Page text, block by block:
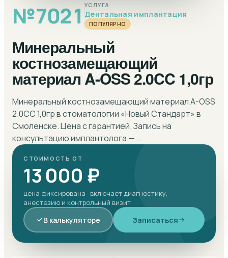
№7021 УСЛУГА
Дентальная имплантация
ПОПУЛЯРНО
Минеральный
костнозамещающий
материал A-OSS 2.0CC 1,0гр
Минеральный костнозамещающий материал A-OSS
2.0CC 1,0гр в стоматологии «Новый Стандарт» в
Смоленске. Цена с гарантией. Запись на
консультацию имплантолога — …
СТОИМОСТЬ ОТ
13 000 ₽
цена фиксирована · включает диагностику,
анестезию и контрольный визит
В калькуляторе Записаться